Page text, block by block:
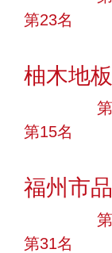
第23名
柚木地
第15名
福州市
第31名